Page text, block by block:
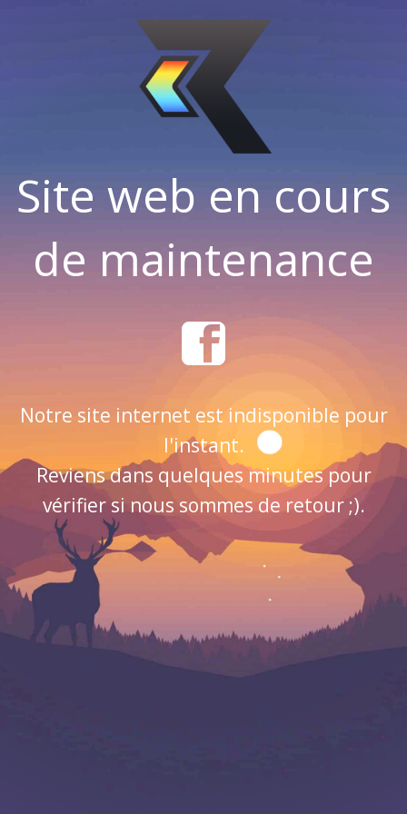
Site web en cours
de maintenance
Notre site internet est indisponible pour
l'instant.
Reviens dans quelques minutes pour
vérifier si nous sommes de retour ;).